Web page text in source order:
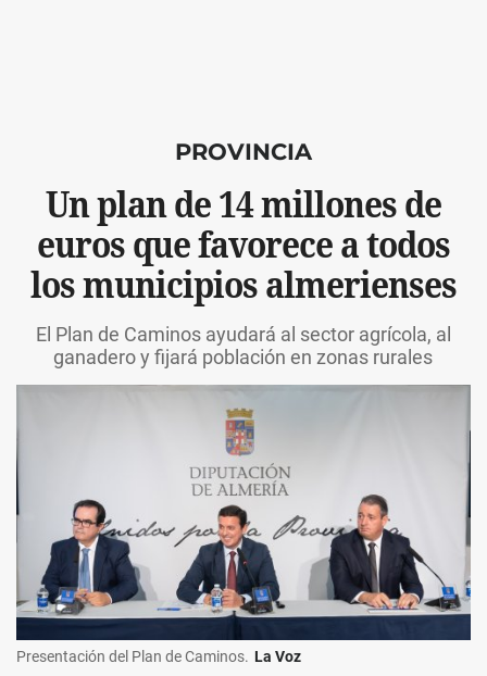
PROVINCIA
Un plan de 14 millones de
euros que favorece a todos
los municipios almerienses
El Plan de Caminos ayudará al sector agrícola, al
ganadero y fijará población en zonas rurales
Presentación del Plan de Caminos. La Voz